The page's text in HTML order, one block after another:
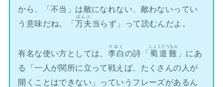
から、「不当」は敵になれない、敵わないってい
う意味だね。「万夫
ばんぷ
当らず」って読むんだよ。
有名な使い方としては、 李白
りはく
の詩「蜀道難
しょくどうなん
」にあ
る「一人が関所に立って戦えば、たくさんの人が
開くことはできない」っていうフレーズがあるん